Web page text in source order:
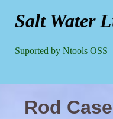
Salt Water
Suported by Ntools OSS
Rod Case